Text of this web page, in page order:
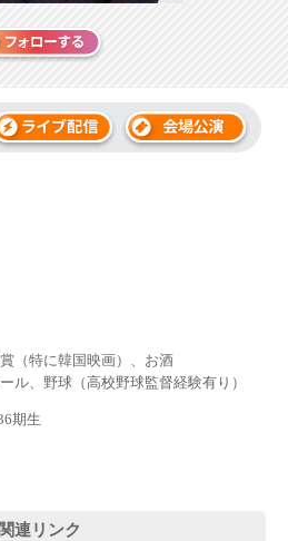
（特に韓国映画）、お酒
ル、野球（高校野球監督経験有り）
期生
関連リンク